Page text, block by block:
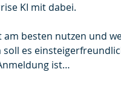
KI mit dabei.
besten nutzen und
soll es
ist…